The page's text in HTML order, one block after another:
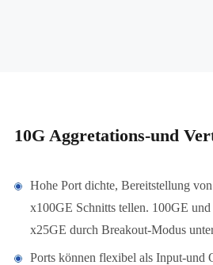
10G Aggretations-und
Hohe Port dichte, Bereitstellung
x100GE Schnitts tellen. 100GE
x25GE durch Breakout-Modus
Ports können flexibel als Input-und